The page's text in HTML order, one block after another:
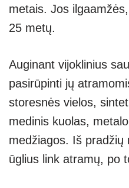
metais. Jos
25 metų.
Auginant vijoklinius
pasirūpinti jų
storesnės vielos,
medinis kuolas,
medžiagos. Iš pradžių
ūglius link atramų, po